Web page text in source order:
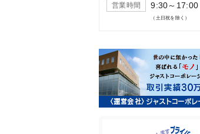
営業時間 9:30～17:00
（土日祝を除く）